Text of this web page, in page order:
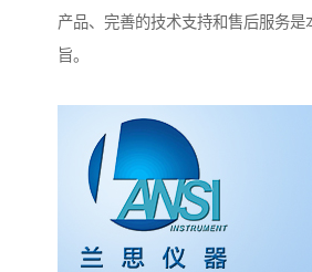
产品、完善的技术支持和售后服务是
旨。